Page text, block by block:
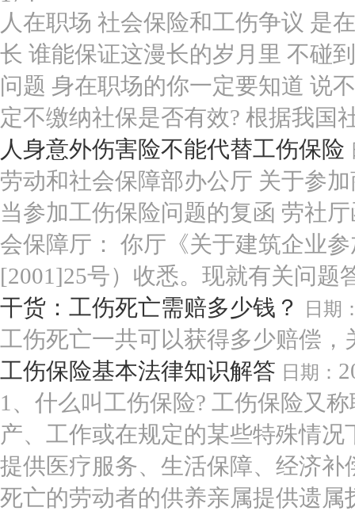
人在职场 社会保险和工伤争议 是
长 谁能保证这漫长的岁月里 不碰
问题 身在职场的你一定要知道 说
定不缴纳社保是否有效? 根据我国
人身意外伤害险不能代替工伤保险
劳动和社会保障部办公厅 关于参
当参加工伤保险问题的复函 劳社
会保障厅： 你厅《关于建筑企业
[2001]25号）收悉。现就有关问题
干货：工伤死亡需赔多少钱？
日期
工伤死亡一共可以获得多少赔偿，
工伤保险基本法律知识解答 日期：
1、什么叫工伤保险? 工伤保险又
产、工作或在规定的某些特殊情
提供医疗服务、生活保障、经济
死亡的劳动者的供养亲属提供遗属